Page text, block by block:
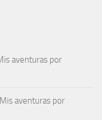
aventuras por
aventuras por